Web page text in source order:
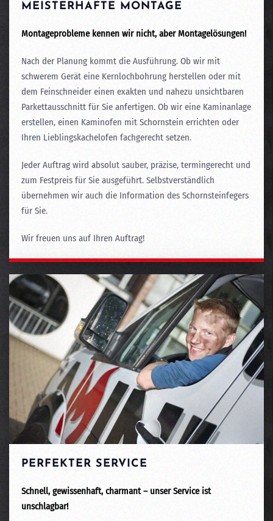
MEISTERHAFTE MONTAGE
Montageprobleme kennen wir nicht, aber Montagelösungen!
Nach der Planung kommt die Ausführung. Ob wir mit
schwerem Gerät eine Kernlochbohrung herstellen oder mit
dem Feinschneider einen exakten und nahezu unsichtbaren
Parkettausschnitt für Sie anfertigen. Ob wir eine Kaminanlage
erstellen, einen Kaminofen mit Schornstein errichten oder
Ihren Lieblingskachelofen fachgerecht setzen.
Jeder Auftrag wird absolut sauber, präzise, termingerecht und
zum Festpreis für Sie ausgeführt. Selbstverständlich
übernehmen wir auch die Information des Schornsteinfegers
für Sie.
Wir freuen uns auf Ihren Auftrag!
PERFEKTER SERVICE
Schnell, gewissenhaft, charmant – unser Service ist
unschlagbar!